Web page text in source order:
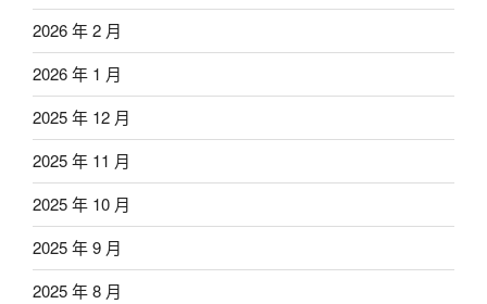
2026 年 2 月
2026 年 1 月
2025 年 12 月
2025 年 11 月
2025 年 10 月
2025 年 9 月
2025 年 8 月